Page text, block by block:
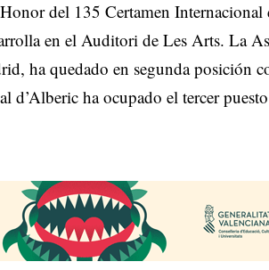
del 135 Certamen Internacional
en el Auditori de Les Arts. La
ha quedado en segunda posición
d’Alberic ha ocupado el tercer